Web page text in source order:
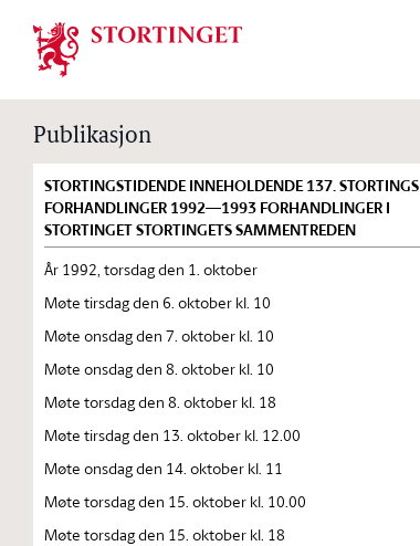
Stortinget.no
Publikasjon
STORTINGSTIDENDE INNEHOLDENDE 137. STORTINGS
FORHANDLINGER 1992—1993 FORHANDLINGER I
STORTINGET STORTINGETS SAMMENTREDEN
År 1992, torsdag den 1. oktober
Møte tirsdag den 6. oktober kl. 10
Møte onsdag den 7. oktober kl. 10
Møte onsdag den 8. oktober kl. 10
Møte torsdag den 8. oktober kl. 18
Møte tirsdag den 13. oktober kl. 12.00
Møte onsdag den 14. oktober kl. 11
Møte torsdag den 15. oktober kl. 10.00
Møte torsdag den 15. oktober kl. 18